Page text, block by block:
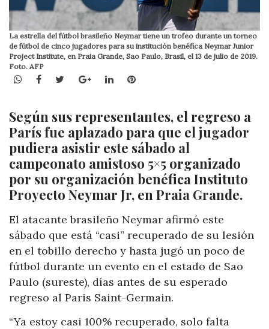
La estrella del fútbol brasileño Neymar tiene un trofeo durante un torneo
de fútbol de cinco jugadores para su institución benéfica Neymar Junior
Project Institute, en Praia Grande, Sao Paulo, Brasil, el 13 de julio de 2019.
Foto. AFP
WhatsApp
Facebook
TwitterGoogle+LinkedInPinterest
Según sus representantes, el regreso a
París fue aplazado para que el jugador
pudiera asistir este sábado al
campeonato amistoso 5×5 organizado
por su organización benéfica Instituto
Proyecto Neymar Jr, en Praia Grande.
El atacante brasileño Neymar afirmó este
sábado que está “casi” recuperado de su lesión
en el tobillo derecho y hasta jugó un poco de
fútbol durante un evento en el estado de Sao
Paulo (sureste), días antes de su esperado
regreso al Paris Saint-Germain.
“Ya estoy casi 100% recuperado, solo falta